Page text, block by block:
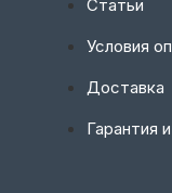
Статьи
Условия
Доставка
Гарантия